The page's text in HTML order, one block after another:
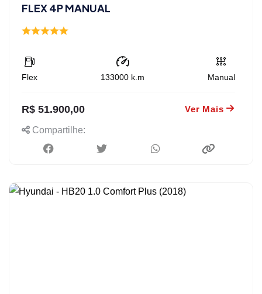
FLEX 4P MANUAL
Flex 133000 k.m Manual
R$ 51.900,00 Ver Mais
Compartilhe: